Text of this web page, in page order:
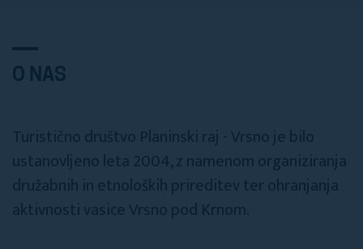
O NAS
Turistično društvo Planinski raj - Vrsno je bilo
ustanovljeno leta 2004, z namenom organiziranja
družabnih in etnoloških prireditev ter ohranjanja
aktivnosti vasice Vrsno pod Krnom.